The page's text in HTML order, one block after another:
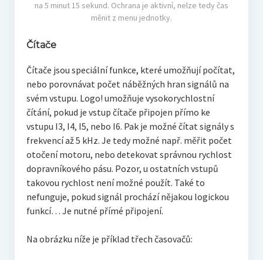
na 5 minut 15 sekund. Ochrana je aktivní, nelze tedy čas
měnit z menu jednotky.
Čítače
Čítače jsou speciální funkce, které umožňují počítat,
nebo porovnávat počet náběžných hran signálů na
svém vstupu. Logo! umožňuje vysokorychlostní
čítání, pokud je vstup čítače připojen přímo ke
vstupu I3, I4, I5, nebo I6. Pak je možné čítat signály s
frekvencí až 5 kHz. Je tedy možné např. měřit počet
otočení motoru, nebo detekovat správnou rychlost
dopravníkového pásu. Pozor, u ostatních vstupů
takovou rychlost není možné použít. Také to
nefunguje, pokud signál prochází nějakou logickou
funkcí… Je nutné přímé připojení.
Na obrázku níže je příklad třech časovačů: